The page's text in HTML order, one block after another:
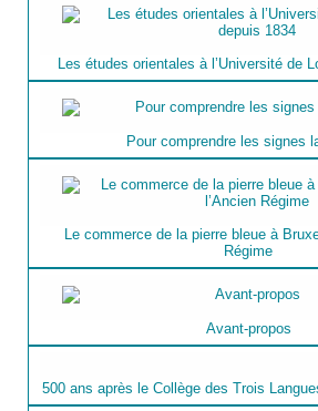
Les études orientales à l’Université de
Pour comprendre les signes
Le commerce de la pierre bleue à
Régime
Avant-propos
500 ans après le Collège des Trois